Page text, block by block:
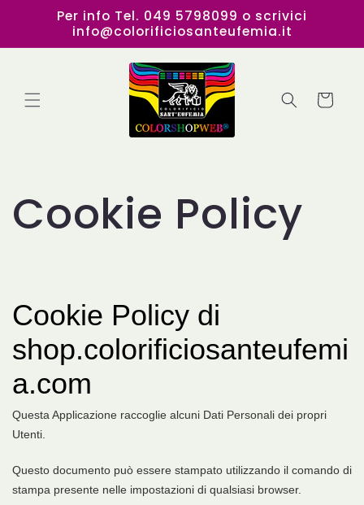
direttamente
ai contenuti
Per info Tel. 049 5798099 o scrivici
info@colorificiosanteufemia.it
Carrello
Cookie Policy
Cookie Policy di
shop.colorificiosanteufemi
a.com
Questa Applicazione raccoglie alcuni Dati Personali dei propri
Utenti.
Questo documento può essere stampato utilizzando il comando di
stampa presente nelle impostazioni di qualsiasi browser.